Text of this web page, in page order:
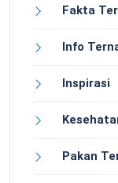
Fakta
Info
Inspirasi
Pakan